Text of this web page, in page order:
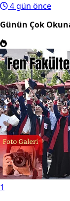
4 gün önce
Günün Çok
1